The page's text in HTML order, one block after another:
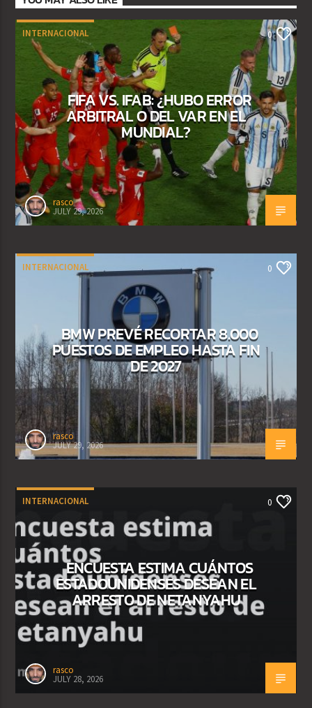
INTERNACIONAL 0
FIFA VS. IFAB: ¿HUBO ERROR
ARBITRAL O DEL VAR EN EL
MUNDIAL?
rasco
JULY 29, 2026
INTERNACIONAL 0
BMW PREVÉ RECORTAR 8.000
PUESTOS DE EMPLEO HASTA FIN
DE 2027
rasco
JULY 29, 2026
INTERNACIONAL 0
ENCUESTA ESTIMA CUÁNTOS
ESTADOUNIDENSES DESEAN EL
ARRESTO DE NETANYAHU
rasco
JULY 28, 2026